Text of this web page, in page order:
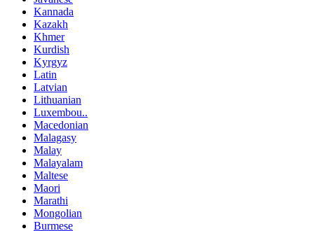
Kannada
Kazakh
Khmer
Kurdish
Kyrgyz
Latin
Latvian
Lithuanian
Luxembou..
Macedonian
Malagasy
Malay
Malayalam
Maltese
Maori
Marathi
Mongolian
Burmese